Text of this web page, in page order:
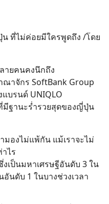
ที่ไม่ค่อยมีใครพูดถึง /โดย
ายคนคงนึกถึง
ณาจักร SoftBank Group
บรนด์ UNIQLO
ฐานะร่ำรวยสุดของญี่ปุ่น
องไม่แพ้กัน แม้เราจะไม่
ไร
เป็นมหาเศรษฐีอันดับ 3 ใน
นดับ 1 ในบางช่วงเวลา